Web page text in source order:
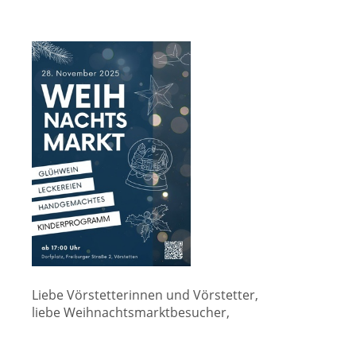
Liebe Vörstetterinnen und Vörstetter,
liebe Weihnachtsmarktbesucher,